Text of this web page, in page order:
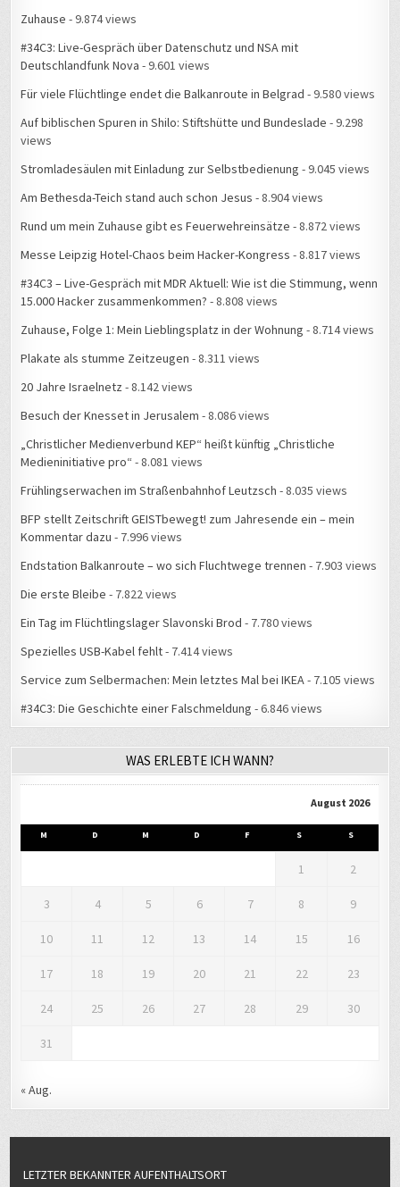
Zuhause - 9.874 views
#34C3: Live-Gespräch über Datenschutz und NSA mit
Deutschlandfunk Nova - 9.601 views
Für viele Flüchtlinge endet die Balkanroute in Belgrad - 9.580 views
Auf biblischen Spuren in Shilo: Stiftshütte und Bundeslade - 9.298
views
Stromladesäulen mit Einladung zur Selbstbedienung - 9.045 views
Am Bethesda-Teich stand auch schon Jesus - 8.904 views
Rund um mein Zuhause gibt es Feuerwehreinsätze - 8.872 views
Messe Leipzig Hotel-Chaos beim Hacker-Kongress - 8.817 views
#34C3 – Live-Gespräch mit MDR Aktuell: Wie ist die Stimmung, wenn
15.000 Hacker zusammenkommen? - 8.808 views
Zuhause, Folge 1: Mein Lieblingsplatz in der Wohnung - 8.714 views
Plakate als stumme Zeitzeugen - 8.311 views
20 Jahre Israelnetz - 8.142 views
Besuch der Knesset in Jerusalem - 8.086 views
„Christlicher Medienverbund KEP“ heißt künftig „Christliche
Medieninitiative pro“ - 8.081 views
Frühlingserwachen im Straßenbahnhof Leutzsch - 8.035 views
BFP stellt Zeitschrift GEISTbewegt! zum Jahresende ein – mein
Kommentar dazu - 7.996 views
Endstation Balkanroute – wo sich Fluchtwege trennen - 7.903 views
Die erste Bleibe - 7.822 views
Ein Tag im Flüchtlingslager Slavonski Brod - 7.780 views
Spezielles USB-Kabel fehlt- 7.414 views
Service zum Selbermachen: Mein letztes Mal bei IKEA- 7.105 views
#34C3: Die Geschichte einer Falschmeldung - 6.846 views
WAS ERLEBTE ICH WANN?
August 2026
M D M D F S S
1 2
3 4 5 6 7 8 9
10 11 12 13 14 15 16
17 18 19 20 21 22 23
24 25 26 27 28 29 30
31
« Aug.
LETZTER BEKANNTER AUFENTHALTSORT